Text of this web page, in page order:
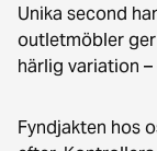
Unika second
outletmöbler
härlig variation
Fyndjakten hos